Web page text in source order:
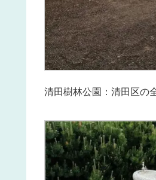
清田樹林公園：清田区の